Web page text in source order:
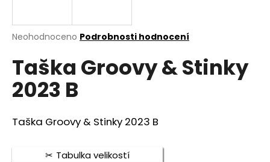
Průměrné
produktu
0,0
z
hvězdiček.
Neohodnoceno Podrobnosti hodnocení
Taška Groovy & Stinky
2023 B
Taška Groovy & Stinky 2023 B
Tabulka velikostí
j
í
t
?